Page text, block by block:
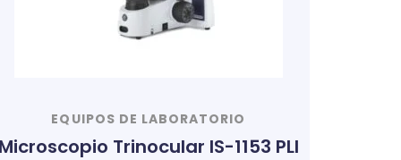
EQUIPOS DE LABORATORIO
Trinocular IS-1153 PLI